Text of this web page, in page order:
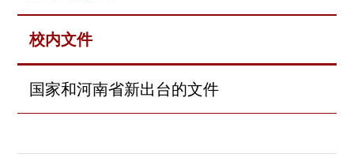
校内文件
国家和河南省新出台的文件